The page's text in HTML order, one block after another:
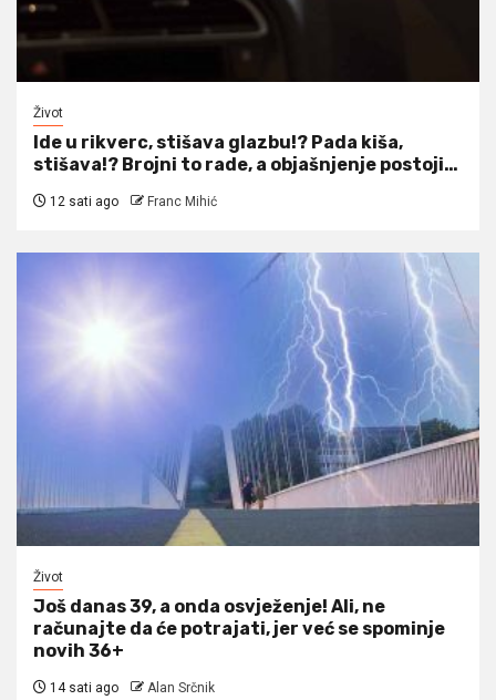
Život
Ide u rikverc, stišava glazbu!? Pada kiša,
stišava!? Brojni to rade, a objašnjenje postoji…
12 sati ago Franc Mihić
Život
Još danas 39, a onda osvježenje! Ali, ne
računajte da će potrajati, jer već se spominje
novih 36+
14 sati ago Alan Srčnik